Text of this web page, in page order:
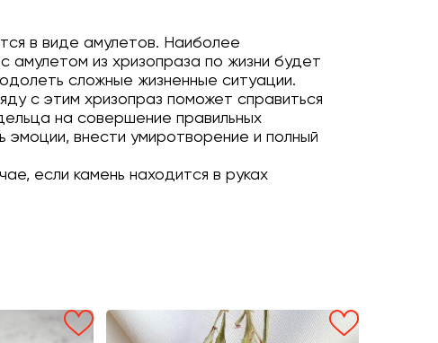
в виде амулетов. Наиболее
из хризопраза по жизни будет
сложные жизненные ситуации.
с этим хризопраз поможет справиться
на совершение правильных
эмоции, внести умиротворение и полный
если камень находится в руках